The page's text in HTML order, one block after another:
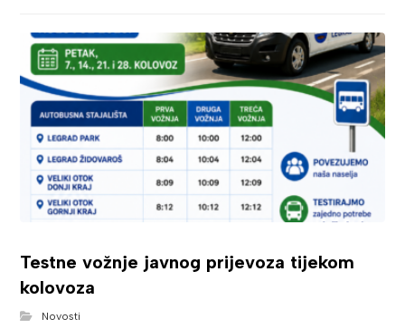
Testne vožnje javnog prijevoza tijekom
kolovoza
Novosti